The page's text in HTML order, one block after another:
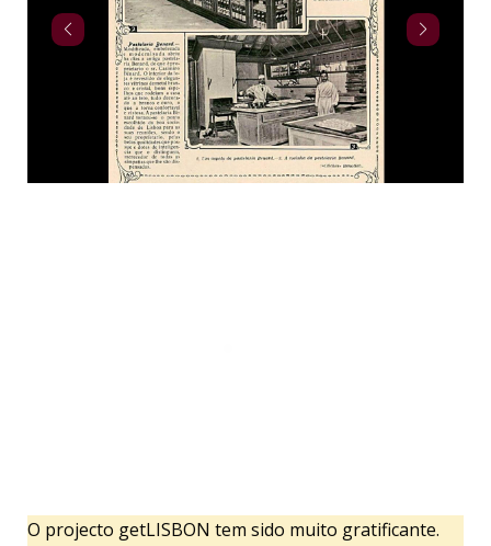
O projecto getLISBON tem sido muito gratificante.